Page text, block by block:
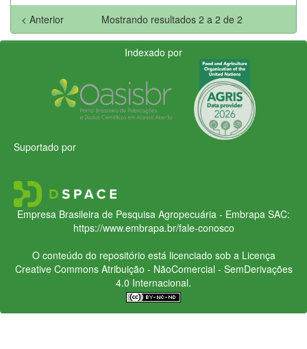
Mostrando resultados 2 a 2 de 2
< Anterior
Indexado por
Suportado por
Empresa Brasileira de Pesquisa Agropecuária - Embrapa SAC:
https://www.embrapa.br/fale-conosco
O conteúdo do repositório está licenciado sob a Licença
Creative CommonsAtribuição - NãoComercial - SemDerivações
4.0 Internacional.